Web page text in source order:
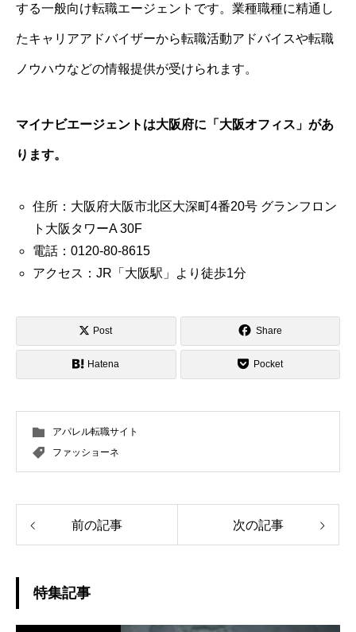
する一般向け転職エージェントです。業種職種に精通し
たキャリアアドバイザーから転職活動アドバイスや転職
ノウハウなどの情報提供が受けられます。
マイナビエージェントは大阪府に「大阪オフィス」があ
ります。
住所：大阪府大阪市北区大深町4番20号 グランフロン
ト大阪タワーA 30F
電話：0120-80-8615
アクセス：JR「大阪駅」より徒歩1分
Post Share
Hatena Pocket
アパレル転職サイト
ファッショーネ
前の記事 次の記事
特集記事